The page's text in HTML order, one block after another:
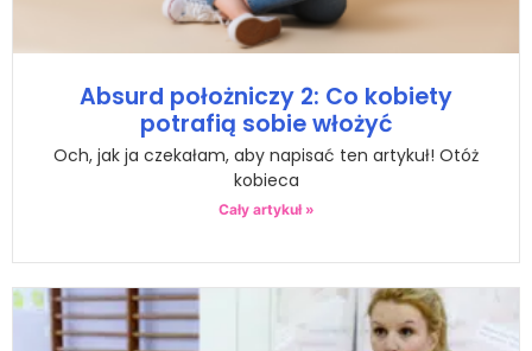
Absurd położniczy 2: Co kobiety
potrafią sobie włożyć
Och, jak ja czekałam, aby napisać ten artykuł! Otóż
kobieca
Cały artykuł »